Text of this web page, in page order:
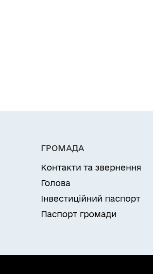
ГРОМАДА
Контакти та звернення
Голова
Інвестиційний паспорт
Паспорт громади